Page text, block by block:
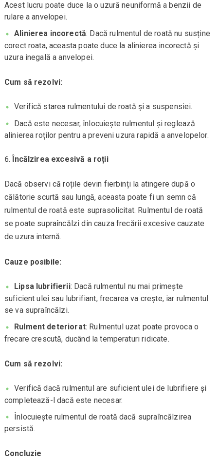
Acest lucru poate duce la o uzură neuniformă a benzii de
rulare a anvelopei.
Alinierea incorectă: Dacă rulmentul de roată nu susține
corect roata, aceasta poate duce la alinierea incorectă și
uzura inegală a anvelopei.
Cum să rezolvi:
Verifică starea rulmentului de roată și a suspensiei.
Dacă este necesar, înlocuiește rulmentul și reglează
alinierea roților pentru a preveni uzura rapidă a anvelopelor.
Încălzirea excesivă a roții
Dacă observi că roțile devin fierbinți la atingere după o
călătorie scurtă sau lungă, aceasta poate fi un semn că
rulmentul de roată este suprasolicitat. Rulmentul de roată
se poate supraîncălzi din cauza frecării excesive cauzate
de uzura internă.
Cauze posibile:
Lipsa lubrifierii: Dacă rulmentul nu mai primește
suficient ulei sau lubrifiant, frecarea va crește, iar rulmentul
se va supraîncălzi.
Rulment deteriorat: Rulmentul uzat poate provoca o
frecare crescută, ducând la temperaturi ridicate.
Cum să rezolvi:
Verifică dacă rulmentul are suficient ulei de lubrifiere și
completează-l dacă este necesar.
Înlocuiește rulmentul de roată dacă supraîncălzirea
persistă.
Concluzie